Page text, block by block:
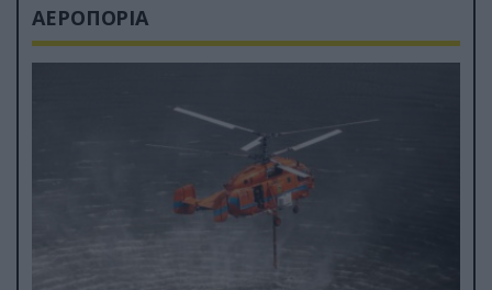
ΑΕΡΟΠΟΡΙΑ